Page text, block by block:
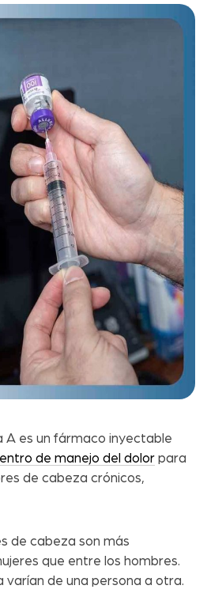
A es un fármaco inyectable
de manejo del dolor para
de cabeza crónicos,
de cabeza son más
que entre los hombres.
varían de una persona a otra.